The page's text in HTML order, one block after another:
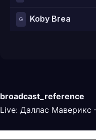
G Koby Brea
broadcast_reference
Live: Даллас